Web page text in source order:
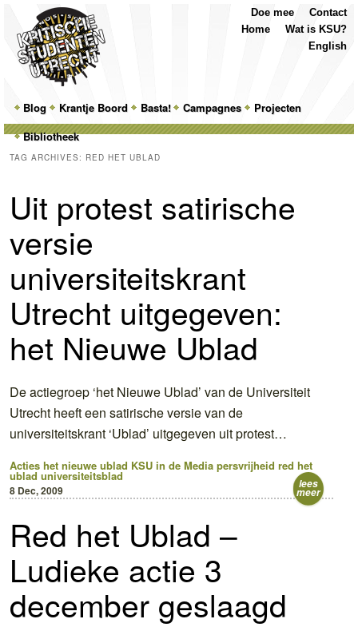
MainSkip
to
primary
Skip
to
secondary
Blog Krantje Boord Basta! Campagnes
Projecten
Bibliotheek
Contact
Doe mee
Wat is KSU?
Home
English
TAG ARCHIVES: RED HET UBLAD
Uit protest satirische
versie
universiteitskrant
Utrecht uitgegeven:
het Nieuwe Ublad
De actiegroep ‘het Nieuwe Ublad’ van de Universiteit
Utrecht heeft een satirische versie van de
universiteitskrant ‘Ublad’ uitgegeven uit protest…
Acties het nieuwe ublad KSU in de Media persvrijheid red het
ublad universiteitsblad
8 Dec, 2009 lees
meer
Red het Ublad –
Ludieke actie 3
december geslaagd